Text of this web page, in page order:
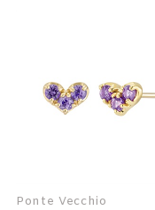
Ponte Vecchio